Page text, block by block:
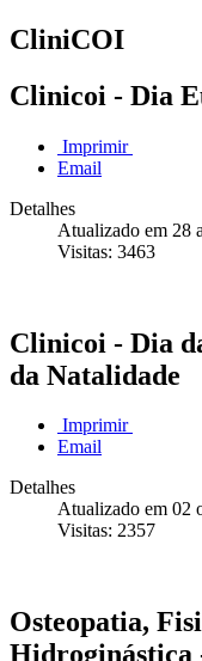
CliniCOI
Clinicoi - Dia
Imprimir
Email
Detalhes
Atualizado em 28
Visitas: 3463
Clinicoi - Dia
da Natalidade
Imprimir
Email
Detalhes
Atualizado em 02
Visitas: 2357
Osteopatia,
Hidroginástica